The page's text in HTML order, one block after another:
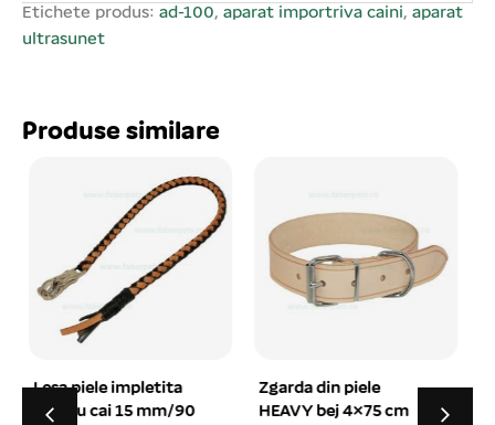
Etichete produs: ad-100, aparat importriva caini, aparat
ultrasunet
Produse similare
Zgarda din piele
HEAVY bej 4×75 cm
Ham extra tip H 25
mm reflectorizant, L